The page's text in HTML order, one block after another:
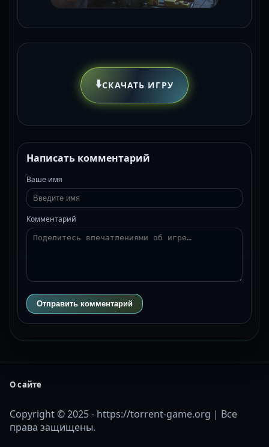
⬇️СКАЧАТЬ ИГРУ
Написать комментарий
Ваше имя
Комментарий
Отправить комментарий
О сайте
Copyright © 2025 - https://torrent-game.org | Все
права защищены.